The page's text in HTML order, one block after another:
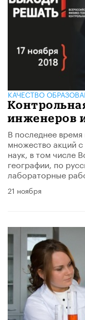
КАЧЕСТВО
инженеров
В последнее
множество акций
наук, в том числе
географии, по
лабораторные
21 ноября